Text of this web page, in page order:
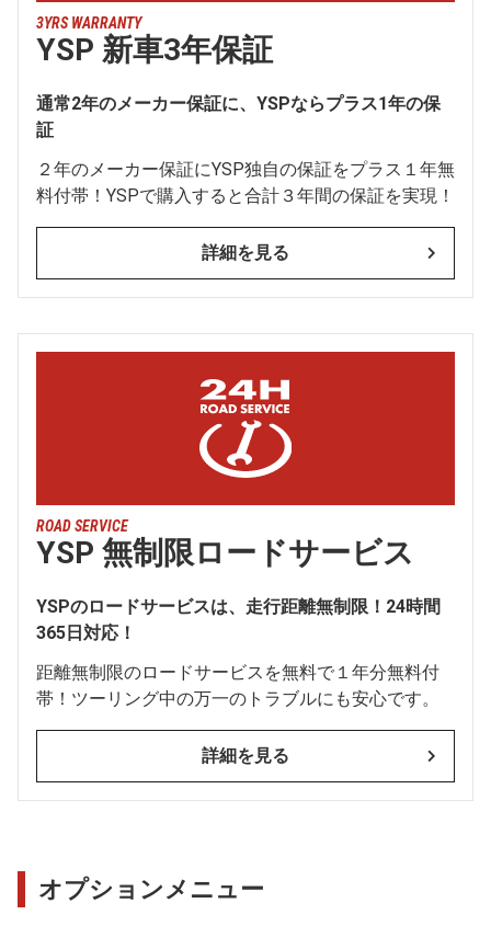
3YRS WARRANTY
YSP 新車3年保証
通常2年のメーカー保証に、YSPならプラス1年の保
証
２年のメーカー保証にYSP独自の保証をプラス１年無
料付帯！YSPで購入すると合計３年間の保証を実現！
詳細を見る
ROAD SERVICE
YSP 無制限ロードサービス
YSPのロードサービスは、走行距離無制限！24時間
365日対応！
距離無制限のロードサービスを無料で１年分無料付
帯！ツーリング中の万一のトラブルにも安心です。
詳細を見る
オプションメニュー